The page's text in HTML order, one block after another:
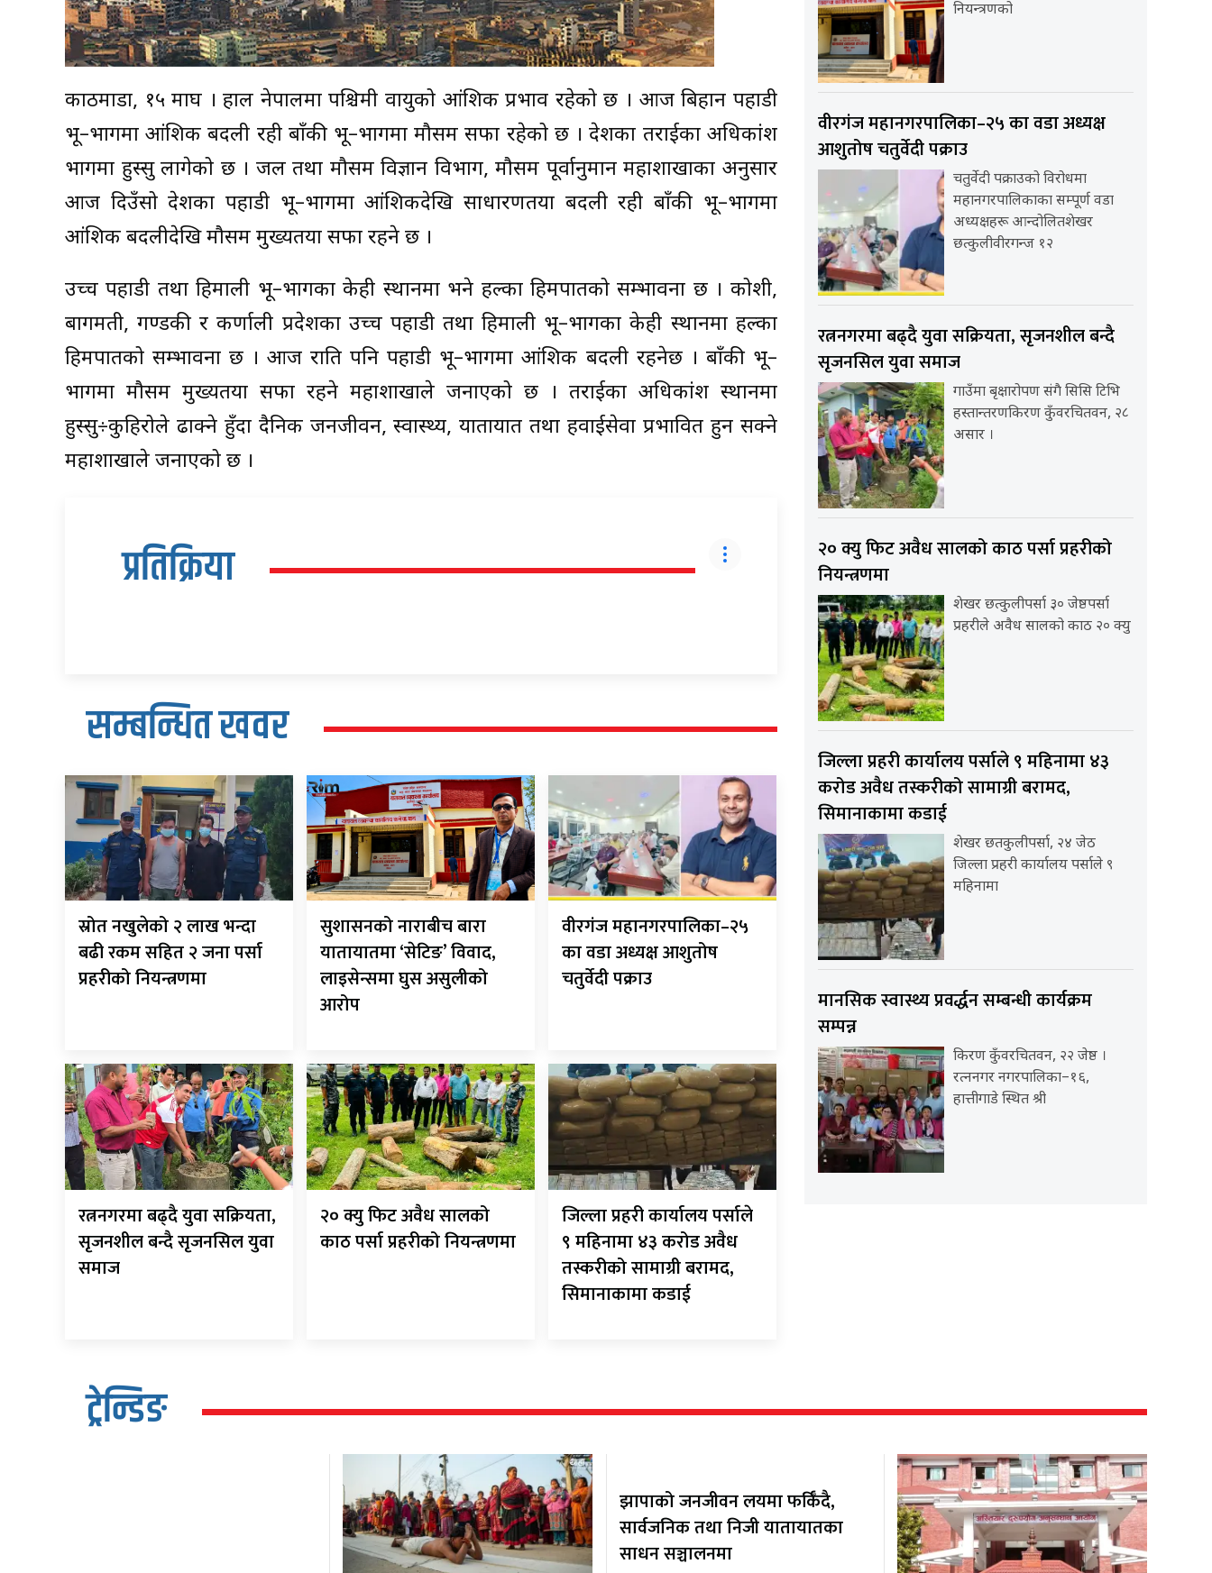
काठमाडौँ, १५ माघ । हाल नेपालमा पश्चिमी वायुको आंशिक प्रभाव रहेको छ । आज बिहान पहाडी
भू–भागमा आंशिक बदली रही बाँकी भू–भागमा मौसम सफा रहेको छ । देशका तराईका अधिकांश
भागमा हुस्सु लागेको छ । जल तथा मौसम विज्ञान विभाग, मौसम पूर्वानुमान महाशाखाका अनुसार
आज दिउँसो देशका पहाडी भू–भागमा आंशिकदेखि साधारणतया बदली रही बाँकी भू–भागमा
आंशिक बदलीदेखि मौसम मुख्यतया सफा रहने छ ।
उच्च पहाडी तथा हिमाली भू–भागका केही स्थानमा भने हल्का हिमपातको सम्भावना छ । कोशी,
बागमती, गण्डकी र कर्णाली प्रदेशका उच्च पहाडी तथा हिमाली भू–भागका केही स्थानमा हल्का
हिमपातको सम्भावना छ । आज राति पनि पहाडी भू–भागमा आंशिक बदली रहनेछ । बाँकी भू–
भागमा मौसम मुख्यतया सफा रहने महाशाखाले जनाएको छ । तराईका अधिकांश स्थानमा
हुस्सु÷कुहिरोले ढाक्ने हुँदा दैनिक जनजीवन, स्वास्थ्य, यातायात तथा हवाईसेवा प्रभावित हुन सक्ने
महाशाखाले जनाएको छ ।
प्रतिक्रिया
सम्बन्धित खवर
स्रोत नखुलेको २ लाख भन्दा
बढी रकम सहित २ जना पर्सा
प्रहरीको नियन्त्रणमा
सुशासनको नाराबीच बारा
यातायातमा ‘सेटिङ’ विवाद,
लाइसेन्समा घुस असुलीको
आरोप
वीरगंज महानगरपालिका–२५
का वडा अध्यक्ष आशुतोष
चतुर्वेदी पक्राउ
रत्ननगरमा बढ्दै युवा सक्रियता,
सृजनशील बन्दै सृजनसिल युवा
समाज
२० क्यु फिट अवैध सालको
काठ पर्सा प्रहरीको नियन्त्रणमा
जिल्ला प्रहरी कार्यालय पर्साले
९ महिनामा ४३ करोड अवैध
तस्करीको सामाग्री बरामद,
सिमानाकामा कडाई
नियन्त्रणको
वीरगंज महानगरपालिका–२५ का वडा अध्यक्ष
आशुतोष चतुर्वेदी पक्राउ
चतुर्वेदी पक्राउको विरोधमा
महानगरपालिकाका सम्पूर्ण वडा
अध्यक्षहरू आन्दोलितशेखर
छत्कुलीवीरगन्ज १२
रत्ननगरमा बढ्दै युवा सक्रियता, सृजनशील बन्दै
सृजनसिल युवा समाज
गाउँमा बृक्षारोपण संगै सिसि टिभि
हस्तान्तरणकिरण कुँवरचितवन, २८
असार ।
२० क्यु फिट अवैध सालको काठ पर्सा प्रहरीको
नियन्त्रणमा
शेखर छत्कुलीपर्सा ३० जेष्ठपर्सा
प्रहरीले अवैध सालको काठ २० क्यु
जिल्ला प्रहरी कार्यालय पर्साले ९ महिनामा ४३
करोड अवैध तस्करीको सामाग्री बरामद,
सिमानाकामा कडाई
शेखर छतकुलीपर्सा, २४ जेठ
जिल्ला प्रहरी कार्यालय पर्साले ९
महिनामा
मानसिक स्वास्थ्य प्रवर्द्धन सम्बन्धी कार्यक्रम
सम्पन्न
किरण कुँवरचितवन, २२ जेष्ठ ।
रत्ननगर नगरपालिका–१६,
हात्तीगाडे स्थित श्री
ट्रेन्डिङ
झापाको जनजीवन लयमा फर्किँदै,
सार्वजनिक तथा निजी यातायातका
साधन सञ्चालनमा